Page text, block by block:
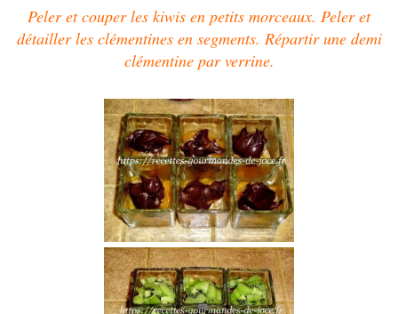
Peler et couper les kiwis en petits morceaux. Peler et
détailler les clémentines en segments. Répartir une demi
clémentine par verrine.